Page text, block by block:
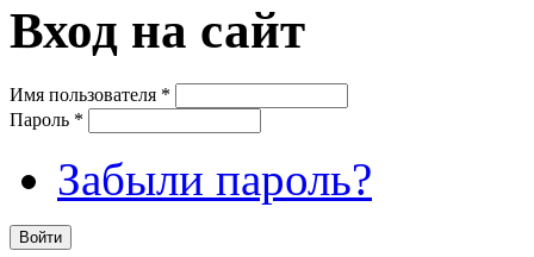
Вход на сайт
Имя пользователя *
Пароль *
Забыли пароль?